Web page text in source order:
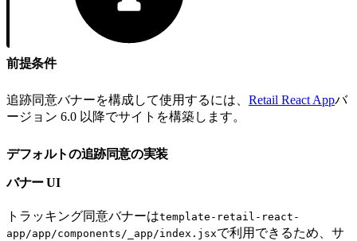
前提条件
追跡同意バナーを構成して使用するには、 Retail React Appバ
ージョン 6.0 以降でサイトを構築します。
デフォルトの追跡同意の実装
バナー UI
トラッキング同意バナーはtemplate-retail-react-
app/app/components/_app/index.jsxで利用できるため、サ